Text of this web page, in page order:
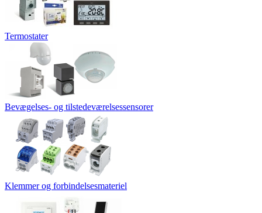
Termostater
Bevægelses- og tilstedeværelsessensorer
Klemmer og forbindelsesmateriel